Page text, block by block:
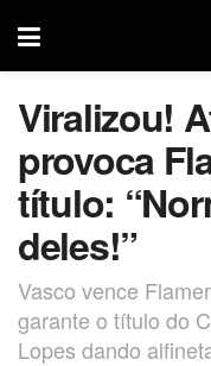
Viralizou!
provoca
título:
deles!”
Vasco vence
garante o título do
Lopes dando